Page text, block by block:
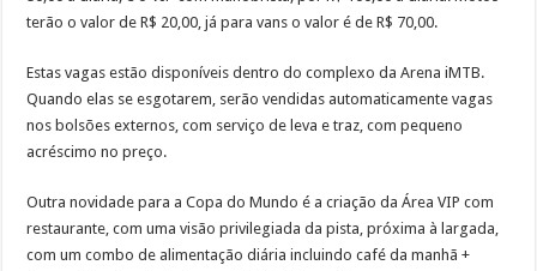
terão o valor de R$ 20,00, já para vans o valor é de R$ 70,00.
Estas vagas estão disponíveis dentro do complexo da Arena iMTB.
Quando elas se esgotarem, serão vendidas automaticamente vagas
nos bolsões externos, com serviço de leva e traz, com pequeno
acréscimo no preço.
Outra novidade para a Copa do Mundo é a criação da Área VIP com
restaurante, com uma visão privilegiada da pista, próxima à largada,
com um combo de alimentação diária incluindo café da manhã +